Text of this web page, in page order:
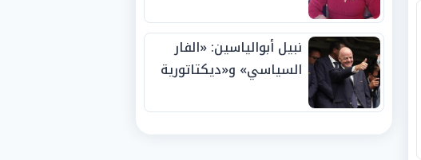
الجوائز منذ الصغر
نبيل أبوالياسين: «الفار
السياسي» و«ديكتاتورية
الفيفا».. وإقالة